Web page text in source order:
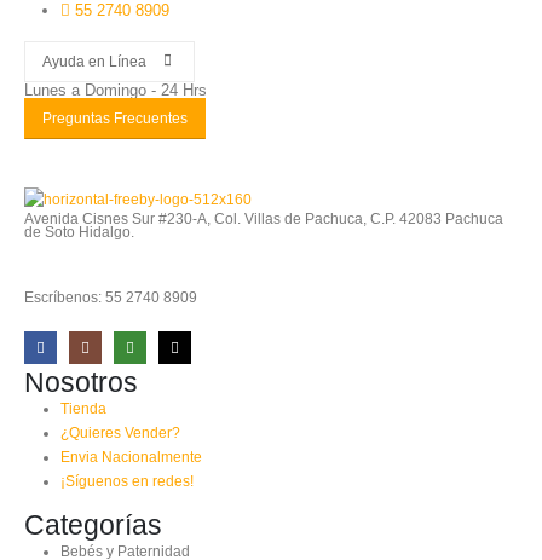
55 2740 8909
Ayuda en Línea
Lunes a Domingo - 24 Hrs
Preguntas Frecuentes
Avenida Cisnes Sur #230-A, Col. Villas de Pachuca, C.P. 42083 Pachuca
de Soto Hidalgo.
Escríbenos: 55 2740 8909
Nosotros
Tienda
¿Quieres Vender?
Envia Nacionalmente
¡Síguenos en redes!
Categorías
Bebés y Paternidad